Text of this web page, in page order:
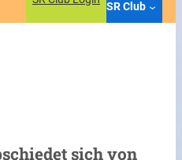
SR Club
sich von